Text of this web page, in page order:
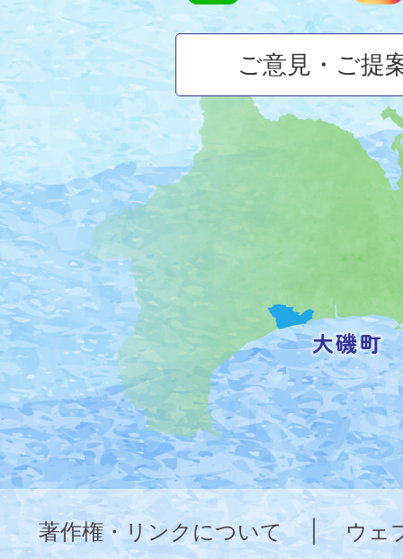
磯
町
の
位
置
を
記
し
た
地
図。
神
奈
川
ご意見・ご提
著作権・リンクについて
ウェ